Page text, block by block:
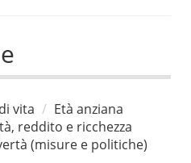
vita
Età anziana
reddito e ricchezza
(misure e politiche)